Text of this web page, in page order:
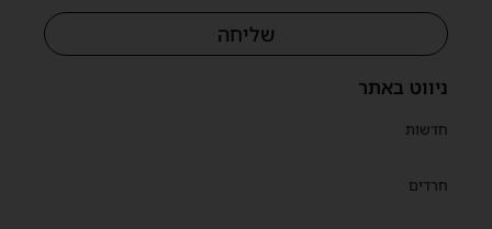
ניווט באתר
חדשות
חרדים
שליחה